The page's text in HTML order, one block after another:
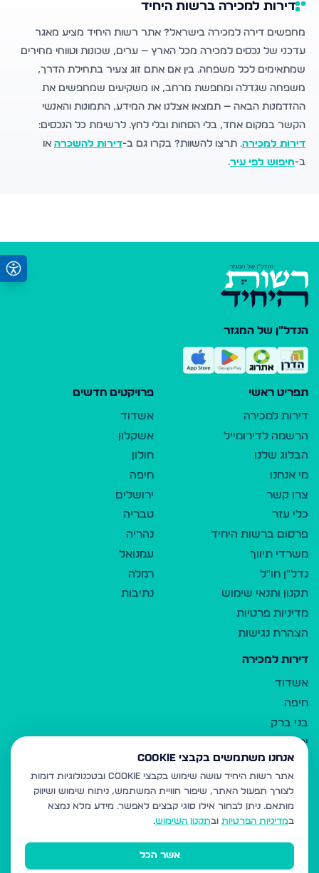
דירות למכירה ברשות היחיד
מחפשים דירה למכירה בישראל? אתר רשות היחיד מציע מאגר
עדכני של נכסים למכירה מכל הארץ — ערים, שכונות וטווחי מחירים
שמתאימים לכל משפחה. בין אם אתם זוג צעיר בתחילת הדרך,
משפחה שגדלה ומחפשת מרחב, או משקיעים שמחפשים את
ההזדמנות הבאה — תמצאו אצלנו את המידע, התמונות והאנשי
הקשר במקום אחד, בלי הסחות ובלי לחץ. לרשימת כל הנכסים:
דירות למכירה. תרצו להשוות? בקרו גם ב-דירות להשכרה או
ב-חיפוש לפי עיר.
הנדל"ן של המגזר
תפריט ראשי
דירות למכירה
הרשמה לדירומייל
הבלוג שלנו
מי אנחנו
צרו קשר
כלי עזר
פרסום ברשות היחיד
משרדי תיווך
נדל"ן חו"ל
תקנון ותנאי שימוש
מדיניות פרטיות
הצהרת נגישות
פרויקטים חדשים
אשדוד
אשקלון
חולון
חיפה
ירושלים
טבריה
נהריה
עמנואל
רמלה
נתיבות
דירות למכירה
אשדוד
חיפה
בני ברק
ירושלים
אלעד
גבעת זאב
בית שמש
רכסים
מודיעין עילית
אנחנו משתמשים בקבצי Cookie
אתר רשות היחיד עושה שימוש בקבצי Cookie ובטכנולוגיות דומות
לצורך תפעול האתר, שיפור חוויית המשתמש, ניתוח שימוש ושיווק
מותאם. ניתן לבחור אילו סוגי קבצים לאפשר. מידע מלא נמצא
במדיניות הפרטיות ובתקנון השימוש.
אשר הכל